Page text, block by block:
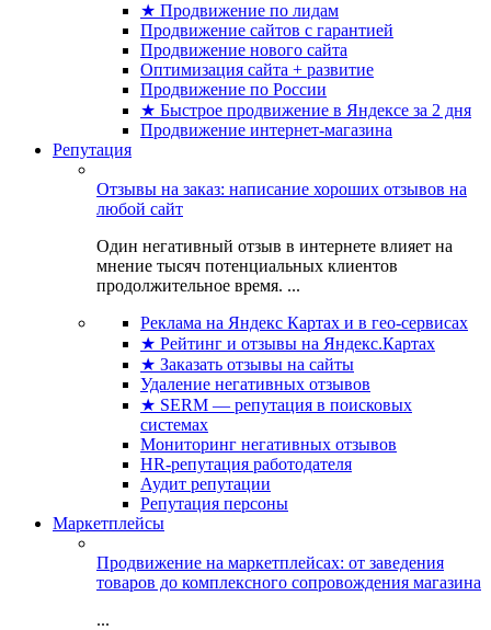
★ Продвижение по лидам
Продвижение сайтов с гарантией
Продвижение нового сайта
Оптимизация сайта + развитие
Продвижение по России
★ Быстрое продвижение в Яндексе за 2 дня
Продвижение интернет-магазина
Репутация
Отзывы на заказ: написание хороших отзывов на
любой сайт
Один негативный отзыв в интернете влияет на
мнение тысяч потенциальных клиентов
продолжительное время. ...
Реклама на Яндекс Картах и в гео-сервисах
★ Рейтинг и отзывы на Яндекс.Картах
★ Заказать отзывы на сайты
Удаление негативных отзывов
★ SERM — репутация в поисковых
системах
Мониторинг негативных отзывов
HR-репутация работодателя
Аудит репутации
Репутация персоны
Маркетплейсы
Продвижение на маркетплейсах: от заведения
товаров до комплексного сопровождения магазина
...